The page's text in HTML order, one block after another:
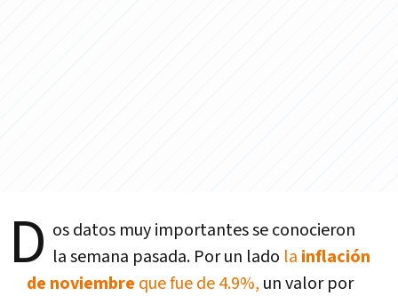
D os datos muy importantes se conocieron
la semana pasada. Por un lado la inflación
de noviembre que fue de 4.9%, un valor por